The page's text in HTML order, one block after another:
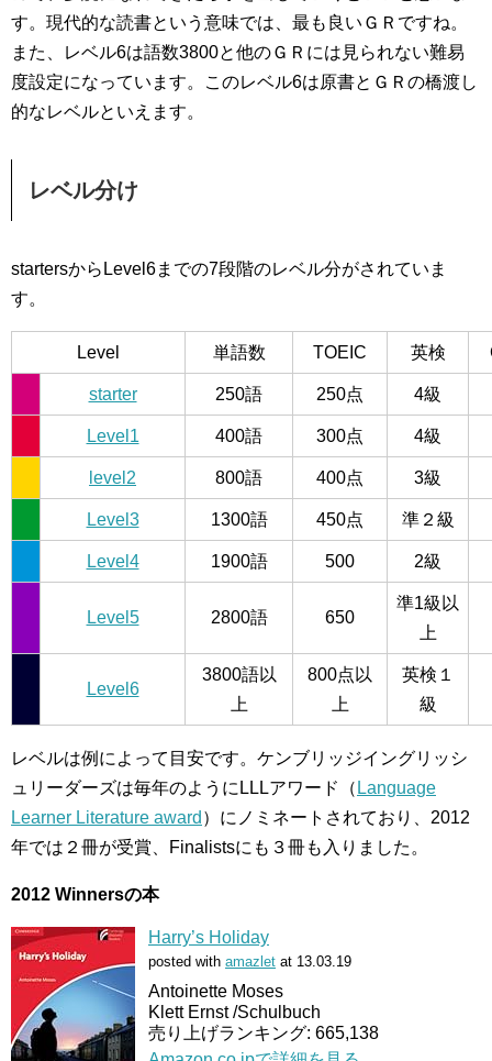
す。現代的な読書という意味では、最も良いＧＲですね。
また、レベル6は語数3800と他のＧＲには見られない難易
度設定になっています。このレベル6は原書とＧＲの橋渡し
的なレベルといえます。
レベル分け
startersからLevel6までの7段階のレベル分がされていま
す。
Level 単語数 TOEIC 英検
starter 250語 250点 4級
Level1 400語 300点 4級
level2 800語 400点 3級
Level3 1300語 450点 準２級
Level4 1900語 500 2級
Level5 2800語 650
準1級以
上
Level6
3800語以
上
800点以
上
英検１
級
レベルは例によって目安です。ケンブリッジイングリッシ
ュリーダーズは毎年のようにLLLアワード（ Language
Learner Literature award ）にノミネートされており、2012
年では２冊が受賞、Finalistsにも３冊も入りました。
2012 Winnersの本
Harry’s Holiday
posted with amazlet at 13.03.19
Antoinette Moses
Klett Ernst /Schulbuch
売り上げランキング: 665,138